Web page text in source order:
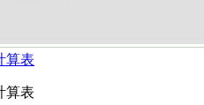
算表
算表